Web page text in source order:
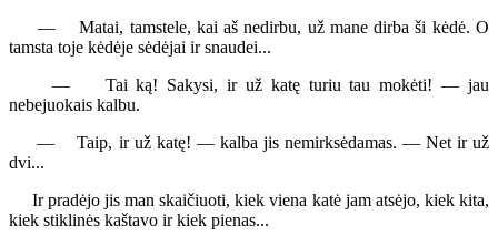
— Matai, tamstele, kai aš nedirbu, už mane dirba ši kėdė. O
tamsta toje kėdėje sėdėjai ir snaudei...
— Tai ką! Sakysi, ir už katę turiu tau mokėti! — jau
nebejuokais kalbu.
— Taip, ir už katę! — kalba jis nemirksėdamas. — Net ir už
dvi...
Ir pradėjo jis man skaičiuoti, kiek viena katė jam atsėjo, kiek kita,
kiek stiklinės kaštavo ir kiek pienas...